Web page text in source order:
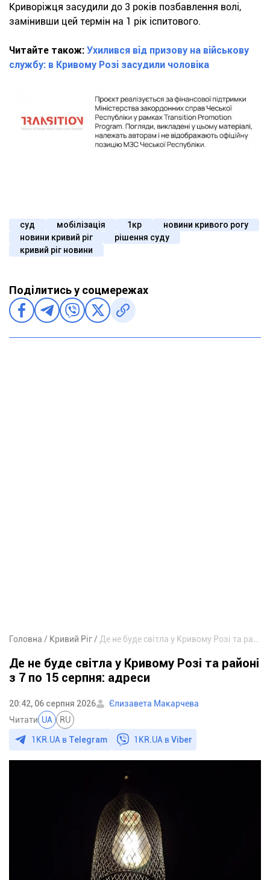
Криворіжця засудили до 3 років позбавлення волі,
замінивши цей термін на 1 рік іспитового.
Читайте також: Ухилився від призову на військову
службу: в Кривому Розі засудили чоловіка
суд мобілізація 1кр
новини кривого рогу
новини кривий ріг
рішення суду
кривий ріг новини
Поділитись у соцмережах
Головна Кривий Ріг Де не буде світла у Кривому Розі та районі з 7 по 15 серпня: адреси
Де не буде світла у Кривому Розі та районі
з 7 по 15 серпня: адреси
20:42, 06 серпня 2026
Єлизавета Макарчева
Читати UA RU
1KR.UA в Telegram 1KR.UA вViber